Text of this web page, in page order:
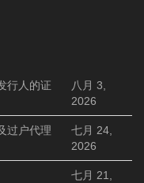
行人的证
八月 3,
2026
过户代理
七月 24,
2026
七月 21,